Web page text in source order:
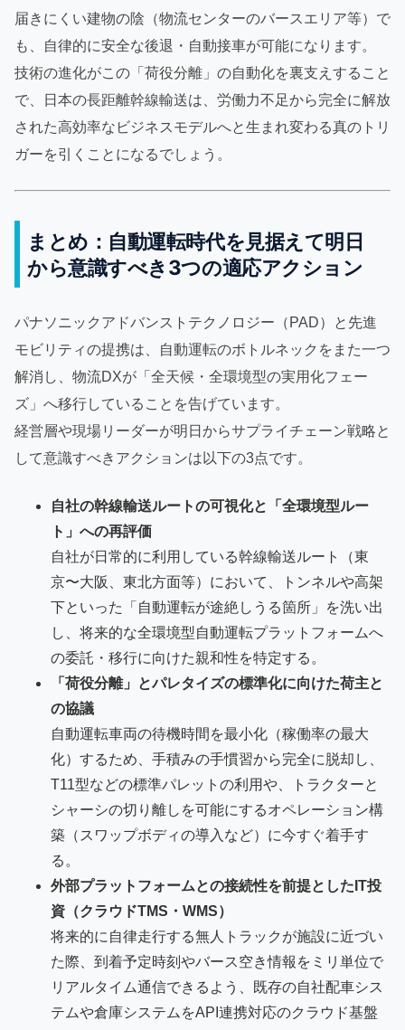
届きにくい建物の陰（物流センターのバースエリア等）で
も、自律的に安全な後退・自動接車が可能になります。
技術の進化がこの「荷役分離」の自動化を裏支えすること
で、日本の長距離幹線輸送は、労働力不足から完全に解放
された高効率なビジネスモデルへと生まれ変わる真のトリ
ガーを引くことになるでしょう。
まとめ：自動運転時代を見据えて明日
から意識すべき3つの適応アクション
パナソニックアドバンストテクノロジー（PAD）と先進
モビリティの提携は、自動運転のボトルネックをまた一つ
解消し、物流DXが「全天候・全環境型の実用化フェー
ズ」へ移行していることを告げています。
経営層や現場リーダーが明日からサプライチェーン戦略と
して意識すべきアクションは以下の3点です。
自社の幹線輸送ルートの可視化と「全環境型ルー
ト」への再評価
自社が日常的に利用している幹線輸送ルート（東
京〜大阪、東北方面等）において、トンネルや高架
下といった「自動運転が途絶しうる箇所」を洗い出
し、将来的な全環境型自動運転プラットフォームへ
の委託・移行に向けた親和性を特定する。
「荷役分離」とパレタイズの標準化に向けた荷主と
の協議
自動運転車両の待機時間を最小化（稼働率の最大
化）するため、手積みの手慣習から完全に脱却し、
T11型などの標準パレットの利用や、トラクターと
シャーシの切り離しを可能にするオペレーション構
築（スワップボディの導入など）に今すぐ着手す
る。
外部プラットフォームとの接続性を前提としたIT投
資（クラウドTMS・WMS）
将来的に自律走行する無人トラックが施設に近づい
た際、到着予定時刻やバース空き情報をミリ単位で
リアルタイム通信できるよう、既存の自社配車シス
テムや倉庫システムをAPI連携対応のクラウド基盤